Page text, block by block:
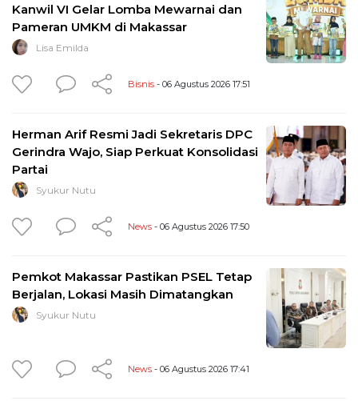
Kanwil VI Gelar Lomba Mewarnai dan
Pameran UMKM di Makassar
Lisa Emilda
Bisnis - 06 Agustus 2026 17:51
Herman Arif Resmi Jadi Sekretaris DPC
Gerindra Wajo, Siap Perkuat Konsolidasi
Partai
Syukur Nutu
News - 06 Agustus 2026 17:50
Pemkot Makassar Pastikan PSEL Tetap
Berjalan, Lokasi Masih Dimatangkan
Syukur Nutu
News - 06 Agustus 2026 17:41